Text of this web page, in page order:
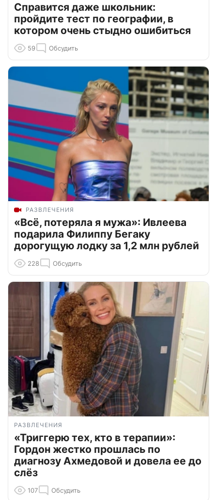
Справится даже школьник:
пройдите тест по географии, в
котором очень стыдно ошибиться
59 Обсудить
РАЗВЛЕЧЕНИЯ
«Всё, потеряла я мужа»: Ивлеева
подарила Филиппу Бегаку
дорогущую лодку за 1,2 млн рублей
228 Обсудить
РАЗВЛЕЧЕНИЯ
«Триггерю тех, кто в терапии»:
Гордон жестко прошлась по
диагнозу Ахмедовой и довела ее до
слёз
107 Обсудить